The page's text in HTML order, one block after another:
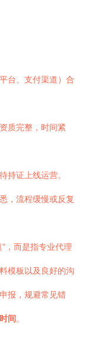
台、支付渠道）合
质完整，时间紧
持证上线运营。
，流程缓慢或反复
，而是指专业代理
模板以及良好的沟
报，规避常见错
间 。